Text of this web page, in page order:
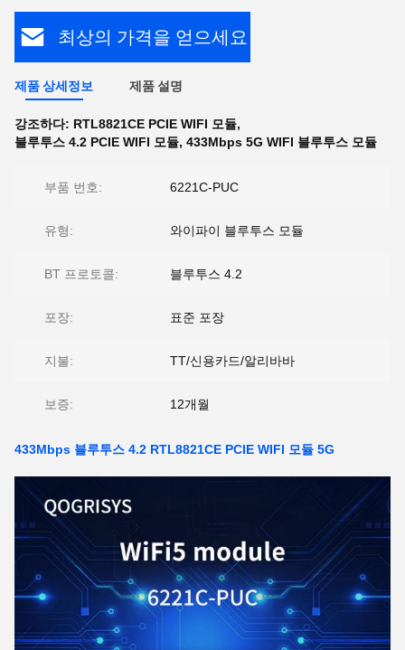
최상의 가격을 얻으세요
제품 상세정보 제품 설명
강조하다: RTL8821CE PCIE WIFI 모듈,
블루투스 4.2 PCIE WIFI 모듈, 433Mbps 5G WIFI 블루투스 모듈
부품 번호: 6221C-PUC
유형: 와이파이 블루투스 모듈
BT 프로토콜: 블루투스 4.2
포장: 표준 포장
지불: TT/신용카드/알리바바
보증: 12개월
433Mbps 블루투스 4.2 RTL8821CE PCIE WIFI 모듈 5G